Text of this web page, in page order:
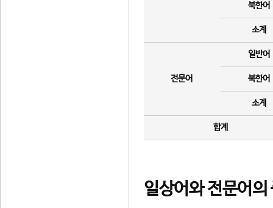
북한어
소계
전문어
일반어
북한어
소계
합계
일상어와 전문어의